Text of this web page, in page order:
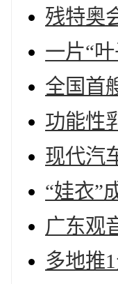
残特奥
一片“
全国首
功能性
现代汽
“娃衣”
广东观
多地推